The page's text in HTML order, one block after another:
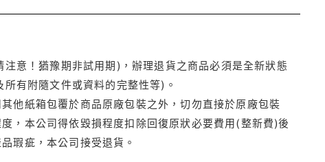
意！猶豫期非試用期)，辦理退貨之商品必須是全新狀態
有附隨文件或資料的完整性等)。
他紙箱包覆於商品原廠包裝之外，切勿直接於原廠包裝
，本公司得依毀損程度扣除回復原狀必要費用(整新費)後
瑕疵，本公司接受退貨。